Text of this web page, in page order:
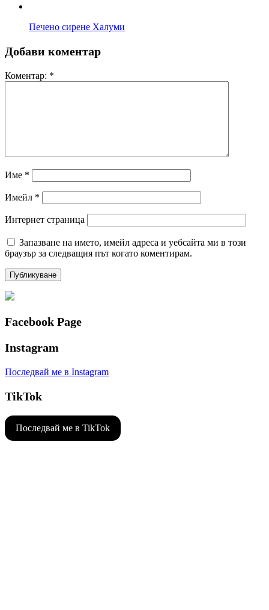
Печено сирене Халуми
Добави коментар
Коментар: *
Име *
Имейл *
Интернет страница
Запазване на името, имейл адреса и уебсайта ми в този
браузър за следващия път когато коментирам.
Facebook Page
Instagram
Последвай ме в Instagram
TikTok
Последвай ме в TikTok